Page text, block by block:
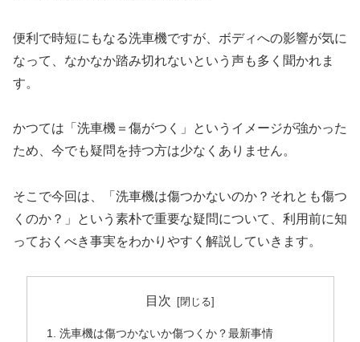
便利で時短にもなる洗車機ですが、ボディへの影響が気に
なって、なかなか踏み切れないという声も多く聞かれま
す。
かつては「洗車機＝傷がつく」というイメージが強かった
ため、今でも疑問を持つ方は少なくありません。
そこで今回は、「洗車機は傷つかないのか？それとも傷つ
くのか？」という素朴で重要な疑問について、利用前に知
っておくべき事実をわかりやすく解説していきます。
目次
洗車機は傷つかないか傷つくか？最新事情